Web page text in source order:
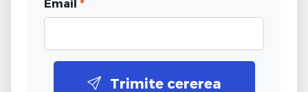
Email *
Trimite cererea